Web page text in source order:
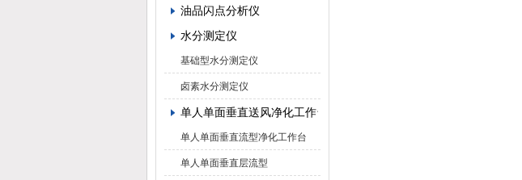
油品闪点分析仪
水分测定仪
基础型水分测定仪
卤素水分测定仪
单人单面垂直送风净化工作台
单人单面垂直流型净化工作台
单人单面垂直层流型